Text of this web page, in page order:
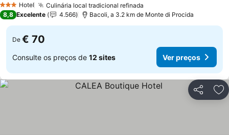
3 EstrelasHotel Culinária local tradicional refinada
8,8 Excelente 4.566 Bacoli, a 3.2 km de Monte di Procida
De € 70
Consulte os preços de 12 sites Ver preços
Partilhar